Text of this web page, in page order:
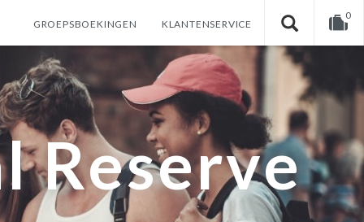
GROEPSBOEKINGEN KLANTENSERVICE
0
U heeft nog geen producten in uw winkelwagen.
Reserve